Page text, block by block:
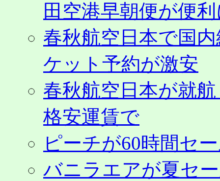
田空港早朝便が便
春秋航空日本で国
ケット予約が激安
春秋航空日本が就
格安運賃で
ピーチが60時間セ
バニラエアが夏セ